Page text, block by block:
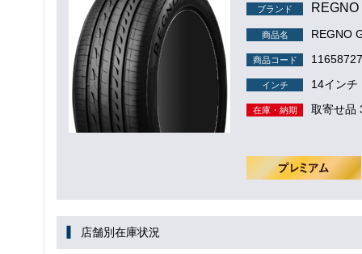
ブランド
商品名 REGNO
商品コード 11658727
インチ 14インチ
在庫・納期 取寄せ品
店舗別在庫状況